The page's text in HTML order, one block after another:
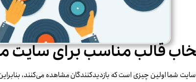
قالب مناسب برای سایت
شما اولین چیزی است که بازدیدکنندگان مشاهده می‌کنند،